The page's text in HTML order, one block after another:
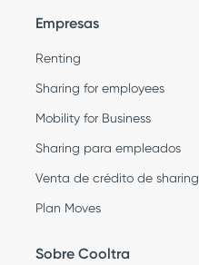
Empresas
Renting
Sharing for employees
Mobility for Business
Sharing para empleados
Venta de crédito de sharing
Plan Moves
Sobre Cooltra